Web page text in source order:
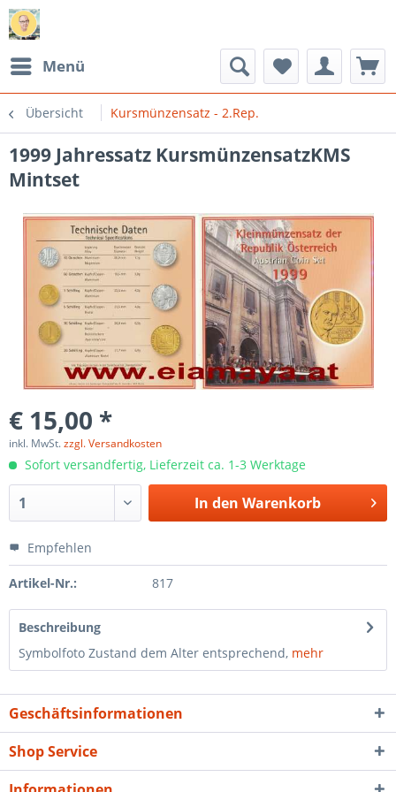
Menü
Übersicht Kursmünzensatz - 2.Rep.
1999 Jahressatz KursmünzensatzKMS
Mintset
€ 15,00 *
inkl. MwSt.zzgl. Versandkosten
Sofort versandfertig, Lieferzeit ca. 1-3 Werktage
In den Warenkorb
Empfehlen
Artikel-Nr.: 817
Beschreibung
Symbolfoto Zustand dem Alter entsprechend, mehr
Geschäftsinformationen
Shop Service